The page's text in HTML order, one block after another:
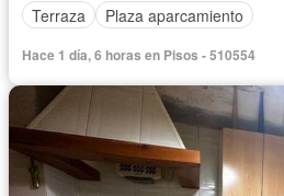
Terraza
Plaza aparcamiento
Hace 1 día, 6 horas en Pisos - 510554